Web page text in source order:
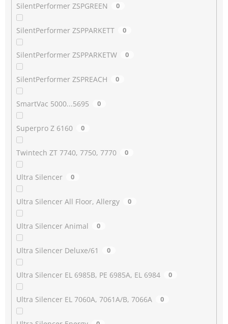
SilentPerformer ZSPGREEN 0
SilentPerformer ZSPPARKETT 0
SilentPerformer ZSPPARKETW 0
SilentPerformer ZSPREACH 0
SmartVac 5000...5695 0
Superpro Z 6160 0
Twintech ZT 7740, 7750, 7770 0
Ultra Silencer 0
Ultra Silencer All Floor, Allergy 0
Ultra Silencer Animal 0
Ultra Silencer Deluxe/61 0
Ultra Silencer EL 6985B, PE 6985A, EL 6984 0
Ultra Silencer EL 7060A, 7061A/B, 7066A 0